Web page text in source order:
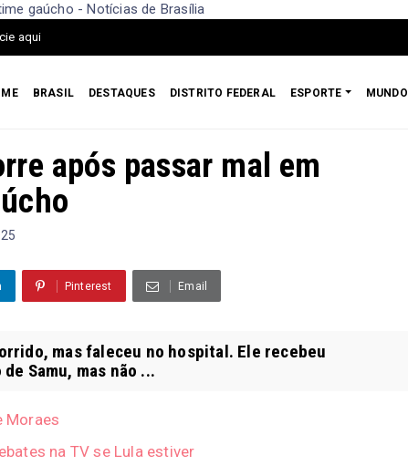
gaúcho - Notícias de Brasília
aqui
BRASIL DESTAQUES DISTRITO FEDERAL ESPORTE MUNDO
após passar mal em
Pinterest Email
mas faleceu no hospital. Ele recebeu
Samu, mas não ...
Moraes
na TV se Lula estiver